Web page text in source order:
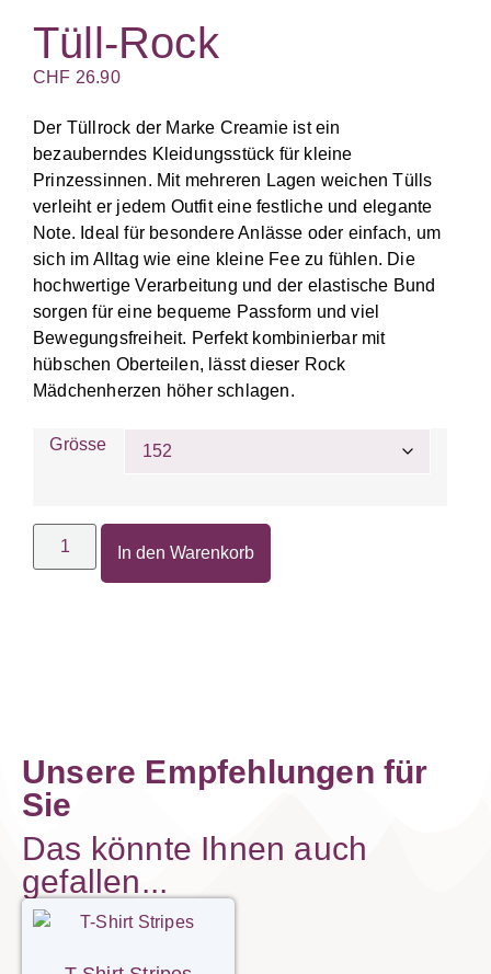
Tüll-Rock
CHF 26.90
Der Tüllrock der Marke Creamie ist ein
bezauberndes Kleidungsstück für kleine
Prinzessinnen. Mit mehreren Lagen weichen Tülls
verleiht er jedem Outfit eine festliche und elegante
Note. Ideal für besondere Anlässe oder einfach, um
sich im Alltag wie eine kleine Fee zu fühlen. Die
hochwertige Verarbeitung und der elastische Bund
sorgen für eine bequeme Passform und viel
Bewegungsfreiheit. Perfekt kombinierbar mit
hübschen Oberteilen, lässt dieser Rock
Mädchenherzen höher schlagen.
Grösse
In den Warenkorb
Unsere Empfehlungen für
Sie
Das könnte Ihnen auch
gefallen...